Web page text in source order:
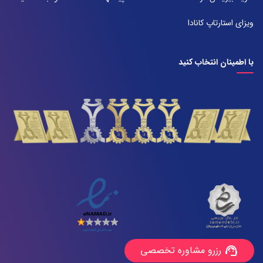
ویزای استارتاپ کانادا
با اطمینان انتخاب کنید
support_agent رزرو مشاوره تخصصی